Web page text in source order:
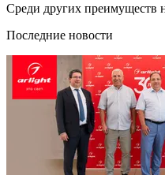
Среди других преимуществ
Последние новости